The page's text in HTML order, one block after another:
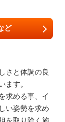
ど
さと体調の良
ます。
求める事、イ
い姿勢を求め
を取り除く施